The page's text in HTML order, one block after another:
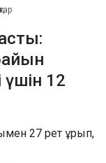
үшін 12
27 рет ұрып,